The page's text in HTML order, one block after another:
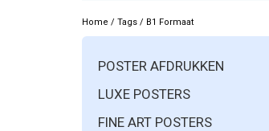
Home / Tags / B1 Formaat
POSTER AFDRUKKEN
LUXE POSTERS
FINE ART POSTERS